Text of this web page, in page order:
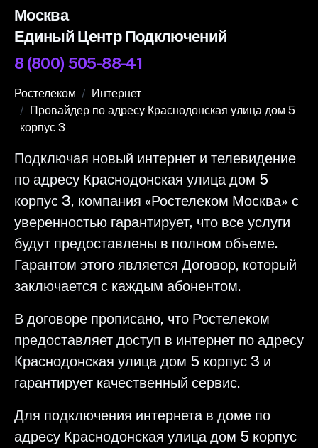
Москва
Единый Центр Подключений
8 (800) 505-88-41
Ростелеком
Интернет
Провайдер по адресу Краснодонская улица дом 5
корпус 3
Подключая новый интернет и телевидение
по адресу Краснодонская улица дом 5
корпус 3, компания «Ростелеком Москва» с
уверенностью гарантирует, что все услуги
будут предоставлены в полном объеме.
Гарантом этого является Договор, который
заключается с каждым абонентом.
В договоре прописано, что Ростелеком
предоставляет доступ в интернет по адресу
Краснодонская улица дом 5 корпус 3 и
гарантирует качественный сервис.
Для подключения интернета в доме по
адресу Краснодонская улица дом 5 корпус